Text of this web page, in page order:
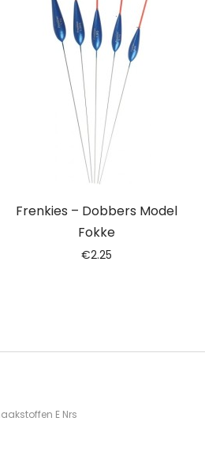
Frenkies – Dobbers Model
Fokke
€2.25
E Nrs